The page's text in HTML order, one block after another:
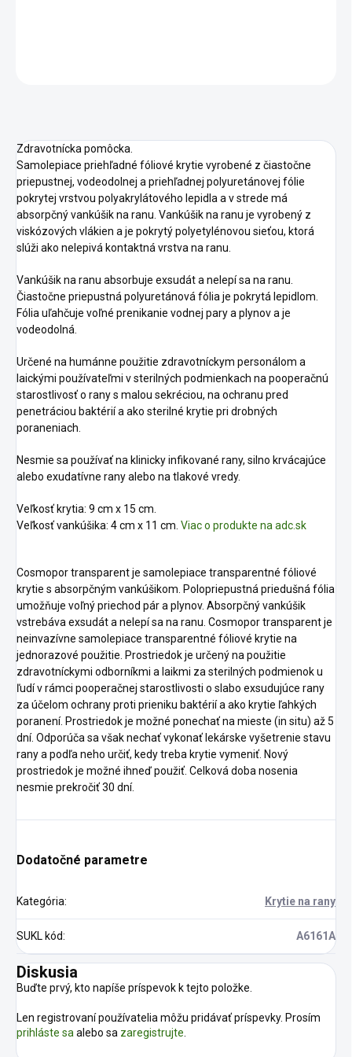
Zdravotnícka pomôcka.
Samolepiace priehľadné fóliové krytie vyrobené z čiastočne
priepustnej, vodeodolnej a priehľadnej polyuretánovej fólie
pokrytej vrstvou polyakrylátového lepidla a v strede má
absorpčný vankúšik na ranu. Vankúšik na ranu je vyrobený z
viskózových vlákien a je pokrytý polyetylénovou sieťou, ktorá
slúži ako nelepivá kontaktná vrstva na ranu.
Vankúšik na ranu absorbuje exsudát a nelepí sa na ranu.
Čiastočne priepustná polyuretánová fólia je pokrytá lepidlom.
Fólia uľahčuje voľné prenikanie vodnej pary a plynov a je
vodeodolná.
Určené na humánne použitie zdravotníckym personálom a
laickými používateľmi v sterilných podmienkach na pooperačnú
starostlivosť o rany s malou sekréciou, na ochranu pred
penetráciou baktérií a ako sterilné krytie pri drobných
poraneniach.
Nesmie sa používať na klinicky infikované rany, silno krvácajúce
alebo exudatívne rany alebo na tlakové vredy.
Veľkosť krytia: 9 cm x 15 cm.
Veľkosť vankúšika: 4 cm x 11 cm. Viac o produkte na adc.sk
Cosmopor transparent je samolepiace transparentné fóliové
krytie s absorpčným vankúšikom. Polopriepustná priedušná fólia
umožňuje voľný priechod pár a plynov. Absorpčný vankúšik
vstrebáva exsudát a nelepí sa na ranu. Cosmopor transparent je
neinvazívne samolepiace transparentné fóliové krytie na
jednorazové použitie. Prostriedok je určený na použitie
zdravotníckymi odborníkmi a laikmi za sterilných podmienok u
ľudí v rámci pooperačnej starostlivosti o slabo exsudujúce rany
za účelom ochrany proti prieniku baktérií a ako krytie ľahkých
poranení. Prostriedok je možné ponechať na mieste (in situ) až 5
dní. Odporúča sa však nechať vykonať lekárske vyšetrenie stavu
rany a podľa neho určiť, kedy treba krytie vymeniť. Nový
prostriedok je možné ihneď použiť. Celková doba nosenia
nesmie prekročiť 30 dní.
Dodatočné parametre
Kategória: Krytie na rany
SUKL kód: A6161A
Diskusia
Buďte prvý, kto napíše príspevok k tejto položke.
Len registrovaní používatelia môžu pridávať príspevky. Prosím
prihláste saalebo sa zaregistrujte.